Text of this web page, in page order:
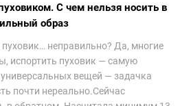
С чем нельзя носить в
образ
неправильно? Да, многие
испортить пуховик — самую
вещей — задачка
почти нереально.Сейчас